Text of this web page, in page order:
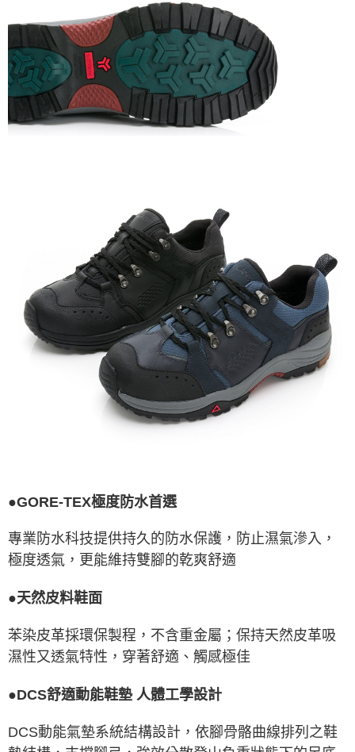
●GORE-TEX極度防水首選
專業防水科技提供持久的防水保護，防止濕氣滲入，
極度透氣，更能維持雙腳的乾爽舒適
●天然皮料鞋面
苯染皮革採環保製程，不含重金屬；保持天然皮革吸
濕性又透氣特性，穿著舒適、觸感極佳
●DCS舒適動能鞋墊 人體工學設計
DCS動能氣墊系統結構設計，依腳骨骼曲線排列之鞋